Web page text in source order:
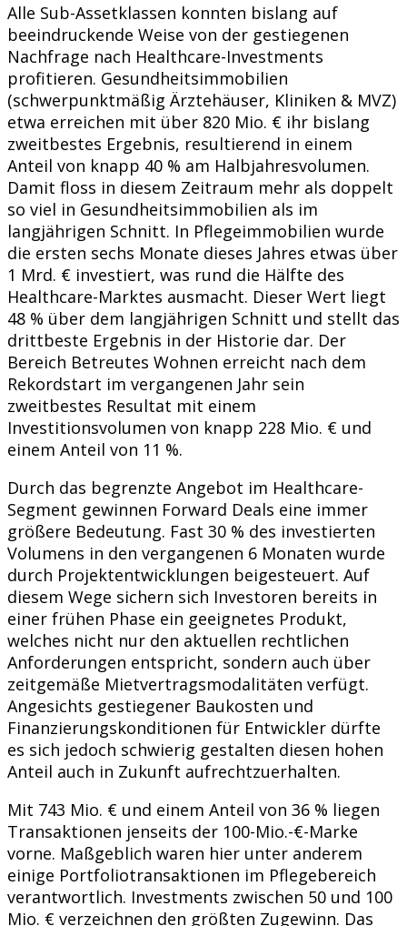
Alle Sub-Assetklassen konnten bislang auf
beeindruckende Weise von der gestiegenen
Nachfrage nach Healthcare-Investments
profitieren. Gesundheitsimmobilien
(schwerpunktmäßig Ärztehäuser, Kliniken & MVZ)
etwa erreichen mit über 820 Mio. € ihr bislang
zweitbestes Ergebnis, resultierend in einem
Anteil von knapp 40 % am Halbjahresvolumen.
Damit floss in diesem Zeitraum mehr als doppelt
so viel in Gesundheitsimmobilien als im
langjährigen Schnitt. In Pflegeimmobilien wurde
die ersten sechs Monate dieses Jahres etwas über
1 Mrd. € investiert, was rund die Hälfte des
Healthcare-Marktes ausmacht. Dieser Wert liegt
48 % über dem langjährigen Schnitt und stellt das
drittbeste Ergebnis in der Historie dar. Der
Bereich Betreutes Wohnen erreicht nach dem
Rekordstart im vergangenen Jahr sein
zweitbestes Resultat mit einem
Investitionsvolumen von knapp 228 Mio. € und
einem Anteil von 11 %.
Durch das begrenzte Angebot im Healthcare-
Segment gewinnen Forward Deals eine immer
größere Bedeutung. Fast 30 % des investierten
Volumens in den vergangenen 6 Monaten wurde
durch Projektentwicklungen beigesteuert. Auf
diesem Wege sichern sich Investoren bereits in
einer frühen Phase ein geeignetes Produkt,
welches nicht nur den aktuellen rechtlichen
Anforderungen entspricht, sondern auch über
zeitgemäße Mietvertragsmodalitäten verfügt.
Angesichts gestiegener Baukosten und
Finanzierungskonditionen für Entwickler dürfte
es sich jedoch schwierig gestalten diesen hohen
Anteil auch in Zukunft aufrechtzuerhalten.
Mit 743 Mio. € und einem Anteil von 36 % liegen
Transaktionen jenseits der 100-Mio.-€-Marke
vorne. Maßgeblich waren hier unter anderem
einige Portfoliotransaktionen im Pflegebereich
verantwortlich. Investments zwischen 50 und 100
Mio. € verzeichnen den größten Zugewinn. Das